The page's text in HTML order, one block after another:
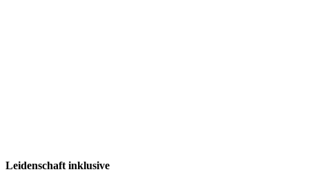
Leidenschaft inklusive